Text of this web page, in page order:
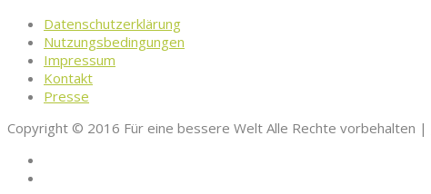
Datenschutzerklärung
Nutzungsbedingungen
Impressum
Kontakt
Presse
Copyright © 2016 Für eine bessere Welt Alle Rechte vorbehalten |